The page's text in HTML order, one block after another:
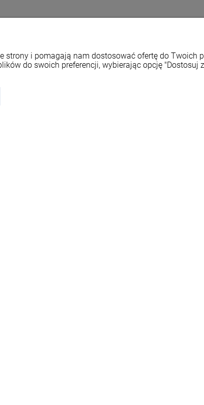
i pomagają nam dostosować ofertę do Twoich
do swoich preferencji, wybierając opcję "Dostosuj